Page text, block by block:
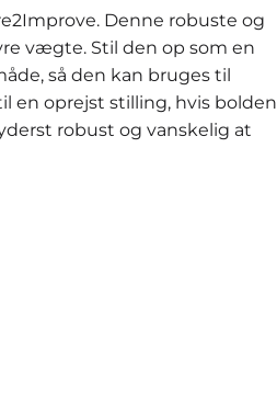
Denne robuste og
vægte. Stil den op som en
så den kan bruges til
en oprejst stilling, hvis bolden
robust og vanskelig at